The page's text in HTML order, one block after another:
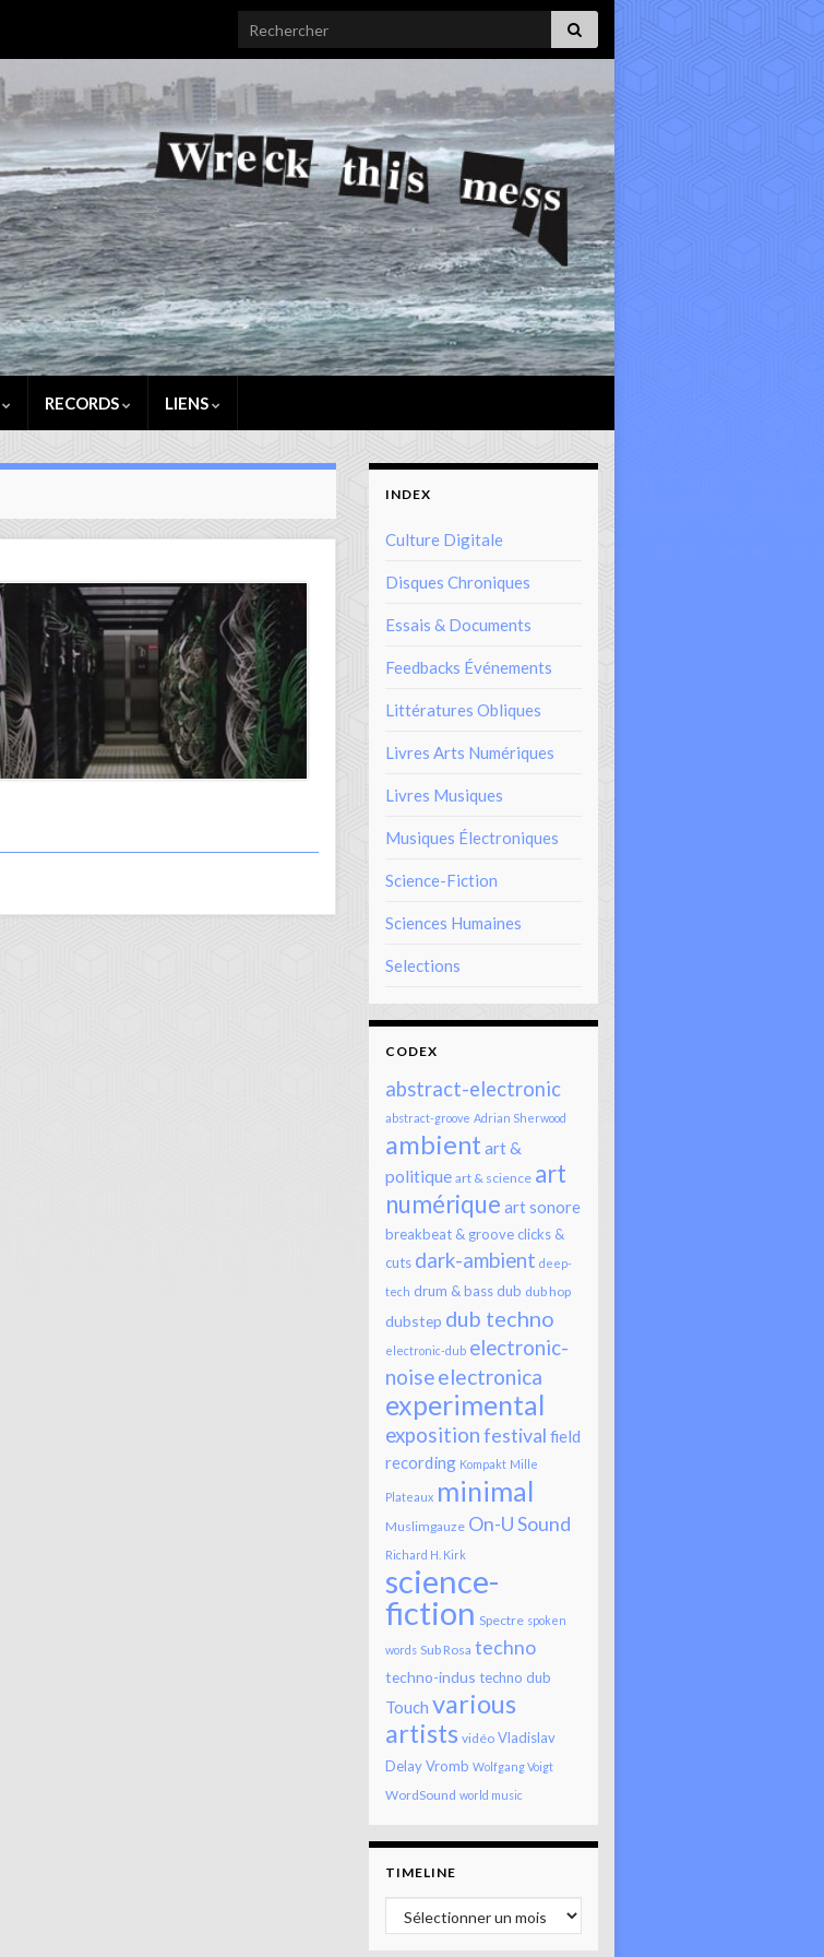
Search for:
RECORDS LIENS
INDEX
Culture Digitale
Disques Chroniques
Essais & Documents
Feedbacks Événements
Littératures Obliques
Livres Arts Numériques
Livres Musiques
Musiques Électroniques
Science-Fiction
Sciences Humaines
Selections
CODEX
abstract-electronic
abstract-groove Adrian Sherwood
ambient art &
politique art & science art
numérique art sonore
breakbeat & groove clicks &
cuts dark-ambient deep-
tech drum & bass dub dub hop
dubstep dub techno
electronic-dub electronic-
noiseelectronica
experimental
expositionfestival field
recording Kompakt Mille
Plateaux minimal
Muslimgauze On-U Sound
Richard H. Kirk
science-
fiction Spectre spoken
words Sub Rosa techno
techno-indus techno dub
Touch various
artists vidéo Vladislav
DelayVromb Wolfgang Voigt
WordSound world music
TIMELINE
Timeline